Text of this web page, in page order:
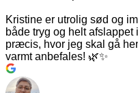
Kristine er utrolig sød og
både tryg og helt
præcis, hvor jeg skal gå
varmt anbefales! 🌿✨